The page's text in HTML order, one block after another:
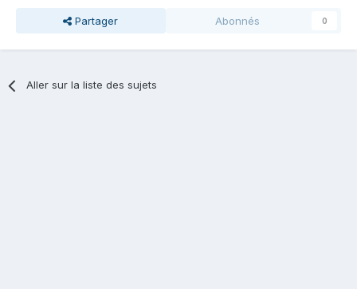
Partager Abonnés 0
Aller sur la liste des sujets